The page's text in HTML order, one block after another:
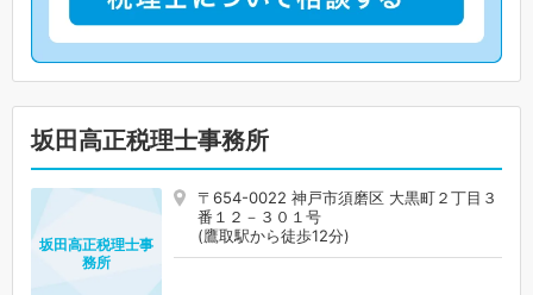
坂田高正税理士事務所
〒654-0022 神戸市須磨区 大黒町２丁目３
番１２－３０１号
(鷹取駅から徒歩12分)
坂田高正税理士事
務所